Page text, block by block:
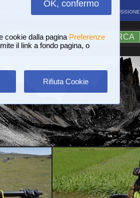
OK, confermo
cookie dalla pagina Preferenze
il link a fondo pagina, o
Rifiuta Cookie
FORUM DI DISCUSSIONE
A A ?AIUTO RICERCA